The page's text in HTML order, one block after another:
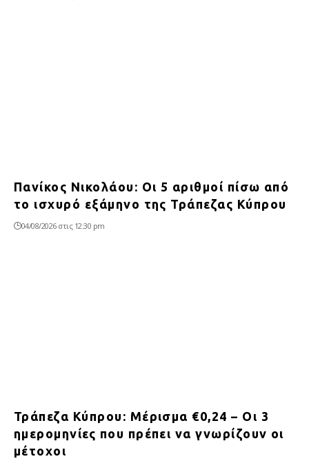
Πανίκος Νικολάου: Οι 5 αριθμοί πίσω από
το ισχυρό εξάμηνο της Τράπεζας Κύπρου
04/08/2026 στις 12:30 pm
Τράπεζα Κύπρου: Μέρισμα €0,24 – Οι 3
ημερομηνίες που πρέπει να γνωρίζουν οι
μέτοχοι